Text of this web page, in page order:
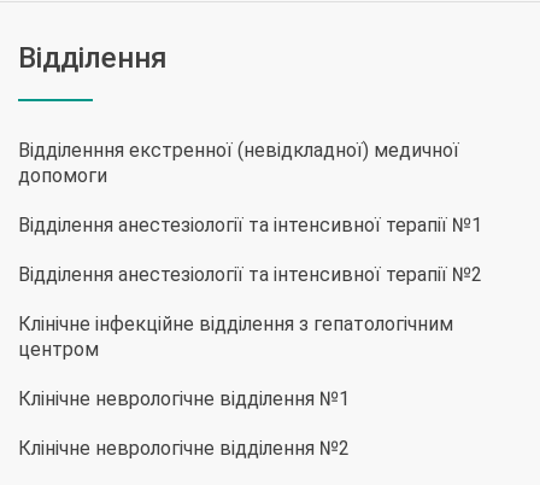
Відділення
Відділенння екстренної (невідкладної) медичної
допомоги
Відділення анестезіології та інтенсивної терапії №1
Відділення анестезіології та інтенсивної терапії №2
Клінічне інфекційне відділення з гепатологічним
центром
Клінічне неврологічне відділення №1
Клінічне неврологічне відділення №2